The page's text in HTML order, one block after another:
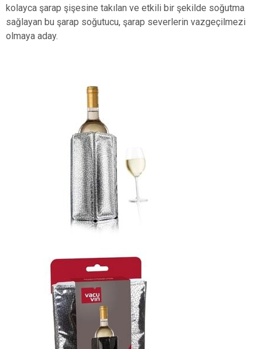
kolayca şarap şişesine takılan ve etkili bir şekilde soğutma
sağlayan bu şarap soğutucu, şarap severlerin vazgeçilmezi
olmaya aday.